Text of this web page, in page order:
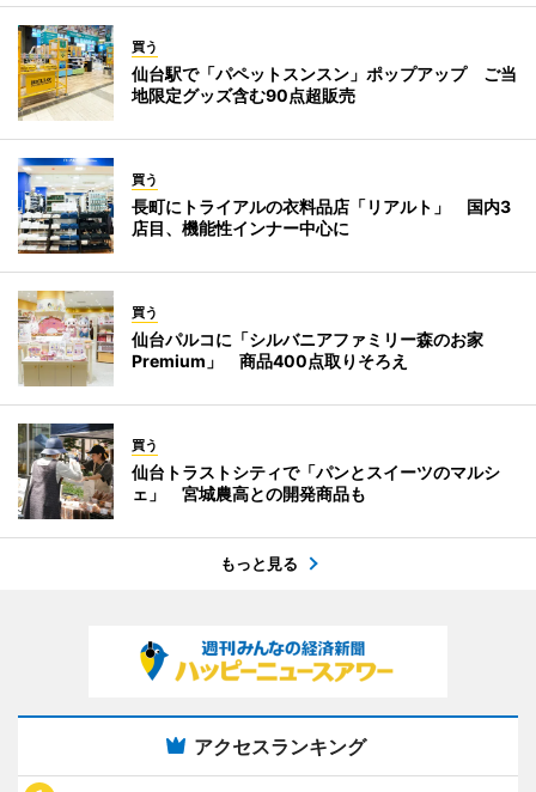
買う
仙台駅で「パペットスンスン」ポップアップ ご当
地限定グッズ含む90点超販売
買う
長町にトライアルの衣料品店「リアルト」 国内3
店目、機能性インナー中心に
買う
仙台パルコに「シルバニアファミリー森のお家
Premium」 商品400点取りそろえ
買う
仙台トラストシティで「パンとスイーツのマルシ
ェ」 宮城農高との開発商品も
もっと見る
アクセスランキング